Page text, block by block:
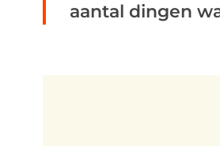
aantal dingen